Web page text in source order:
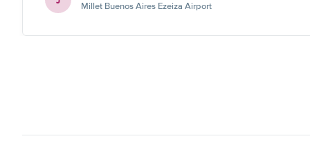
Millet Buenos Aires Ezeiza Airport